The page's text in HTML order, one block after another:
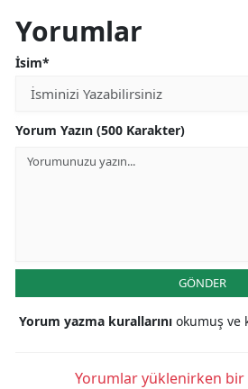
Yorumlar
İsim*
Yorum Yazın (500 Karakter)
GÖNDER
Yorum yazma kurallarını okumuş ve
Yorumlar yüklenirken